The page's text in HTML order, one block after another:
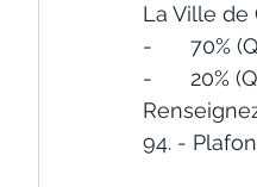
La Ville de
-	70%
-	20%
94. -